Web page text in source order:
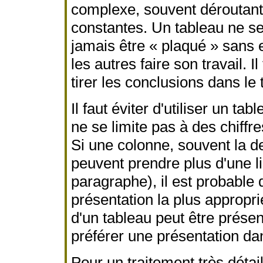
complexe, souvent
constantes. Un tableau ne
jamais être « plaqué » sans
les autres faire son travail.
tirer les conclusions dans le
Il faut éviter d'utiliser un
ne se limite pas à des
Si une colonne, souvent la
peuvent prendre plus d'une
paragraphe), il est probable
présentation la plus
d'un tableau peut être
préférer une présentation